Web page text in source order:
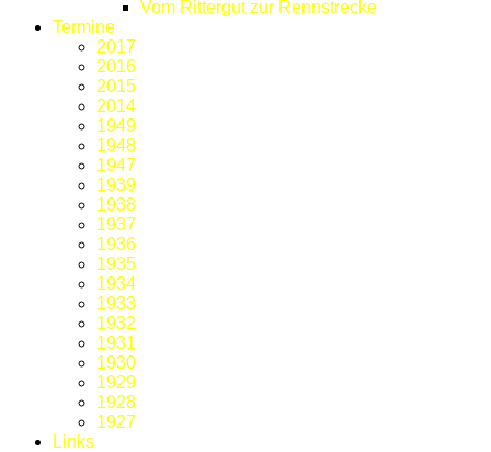
Vom Rittergut zur Rennstrecke
Termine
2017
2016
2015
2014
1949
1948
1947
1939
1938
1937
1936
1935
1934
1933
1932
1931
1930
1929
1928
1927
Links